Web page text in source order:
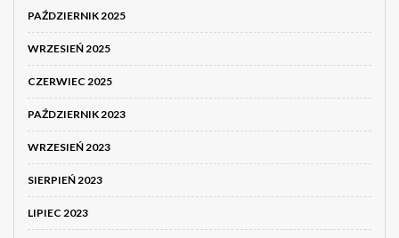
PAŹDZIERNIK 2025
WRZESIEŃ 2025
CZERWIEC 2025
PAŹDZIERNIK 2023
WRZESIEŃ 2023
SIERPIEŃ 2023
LIPIEC 2023